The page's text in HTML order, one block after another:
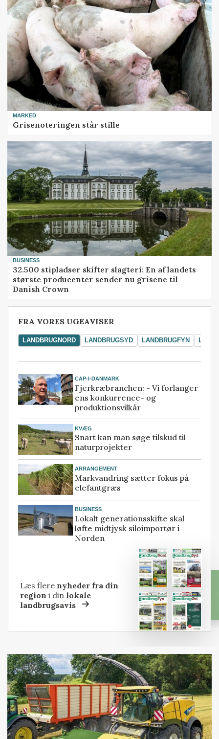
MARKED
Grisenoteringen står stille
BUSINESS
32.500 stipladser skifter slagteri: En af landets
største producenter sender nu grisene til
Danish Crown
FRA VORES UGEAVISER
LANDBRUGNORD LANDBRUGSYD LANDBRUGFYN
CAP-I-DANMARK
Fjerkræbranchen: - Vi forlanger
ens konkurrence- og
produktionsvilkår
KVÆG
Snart kan man søge tilskud til
naturprojekter
ARRANGEMENT
Markvandring sætter fokus på
elefantgræs
BUSINESS
Lokalt generationsskifte skal
løfte midtjysk siloimportør i
Norden
Læs flere nyheder fra din
region i dinlokale
landbrugsavis